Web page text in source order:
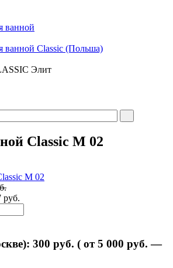
ванной
ванной Classic (Польша)
Элит
Classic М 02
руб.
300 руб. ( от 5 000 руб. —